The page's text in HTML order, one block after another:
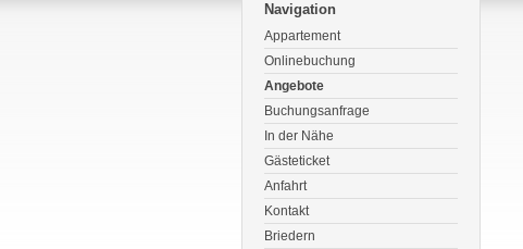
Navigation
Appartement
Onlinebuchung
Angebote
Buchungsanfrage
In der Nähe
Gästeticket
Anfahrt
Kontakt
Briedern